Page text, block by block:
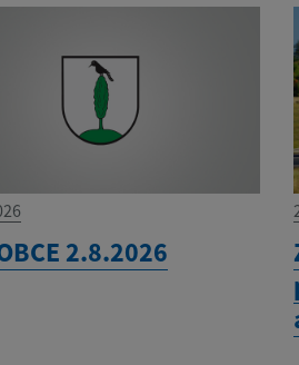
2.8.2026